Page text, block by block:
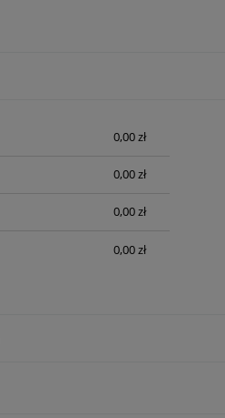
0,00 zł
0,00 zł
0,00 zł
0,00 zł